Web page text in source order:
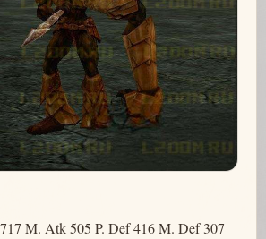
M. Atk 505 P. Def 416 M. Def 307